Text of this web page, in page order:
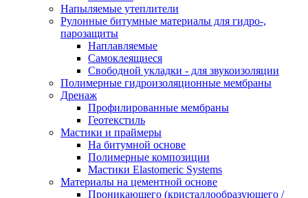
Напыляемые утеплители
Рулонные битумные материалы для гидро-,
парозащиты
Наплавляемые
Самоклеящиеся
Свободной укладки - для звукоизоляции
Полимерные гидроизоляционные мембраны
Дренаж
Профилированные мембраны
Геотекстиль
Мастики и праймеры
На битумной основе
Полимерные композиции
Мастики Elastomeric Systems
Материалы на цементной основе
Проникающего (кристаллообразующего /